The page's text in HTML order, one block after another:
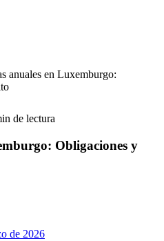
anuales en Luxemburgo:
de lectura
Obligaciones y
de 2026